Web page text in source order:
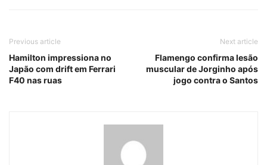
Previous article
Hamilton impressiona no
Japão com drift em Ferrari
F40 nas ruas
Next article
Flamengo confirma lesão
muscular de Jorginho após
jogo contra o Santos